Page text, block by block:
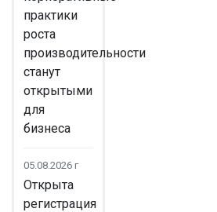
практики
роста
производительности
станут
открытыми
для
бизнеса
05.08.2026 г
Открыта
регистрация